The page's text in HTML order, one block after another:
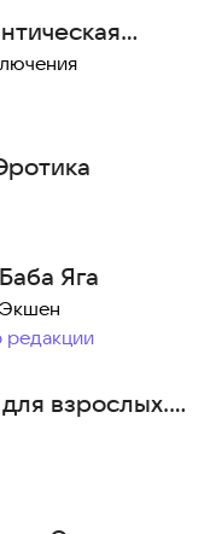
Яга
Экшен
редакции
взрослых.
18+